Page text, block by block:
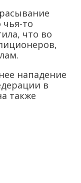
то
что во
нападение
в
также